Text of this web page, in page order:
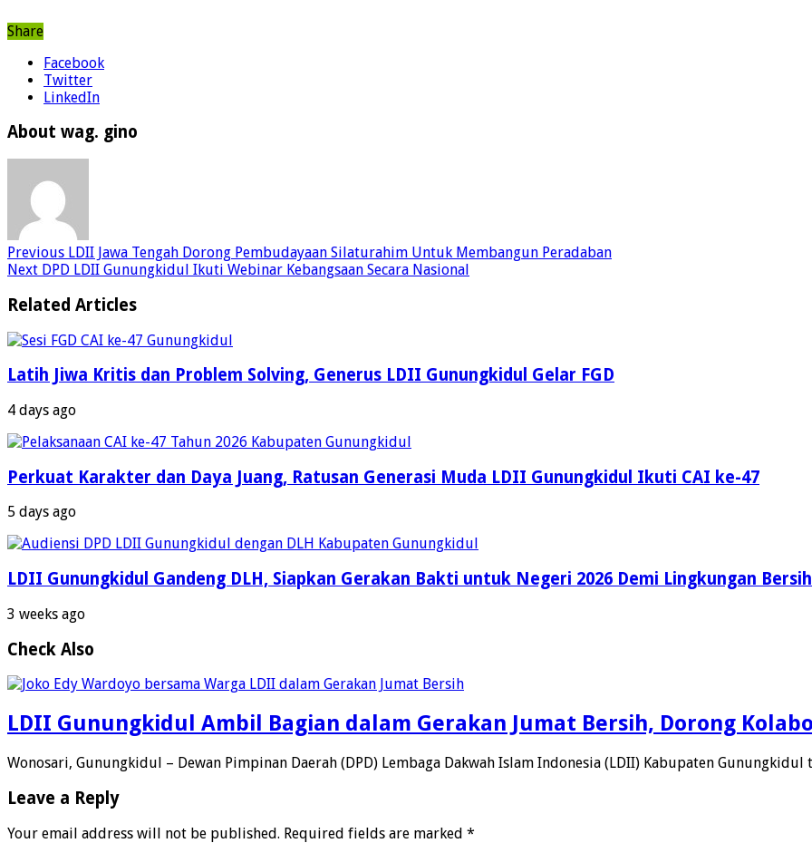
Share
Facebook
Twitter
LinkedIn
About wag. gino
Previous LDII Jawa Tengah Dorong Pembudayaan Silaturahim Untuk Membangun Peradaban
Next DPD LDII Gunungkidul Ikuti Webinar Kebangsaan Secara Nasional
Related Articles
Latih Jiwa Kritis dan Problem Solving, Generus LDII Gunungkidul Gelar FGD
4 days ago
Perkuat Karakter dan Daya Juang, Ratusan Generasi Muda LDII Gunungkidul Ikuti CAI ke-47
5 days ago
LDII Gunungkidul Gandeng DLH, Siapkan Gerakan Bakti untuk Negeri 2026 Demi Lingkungan Bersih
3 weeks ago
Check Also
LDII Gunungkidul Ambil Bagian dalam Gerakan Jumat Bersih, Dorong
Wonosari, Gunungkidul – Dewan Pimpinan Daerah (DPD) Lembaga Dakwah Islam Indonesia (LDII) Kabupaten
Leave a Reply
Your email address will not be published. Required fields are marked *